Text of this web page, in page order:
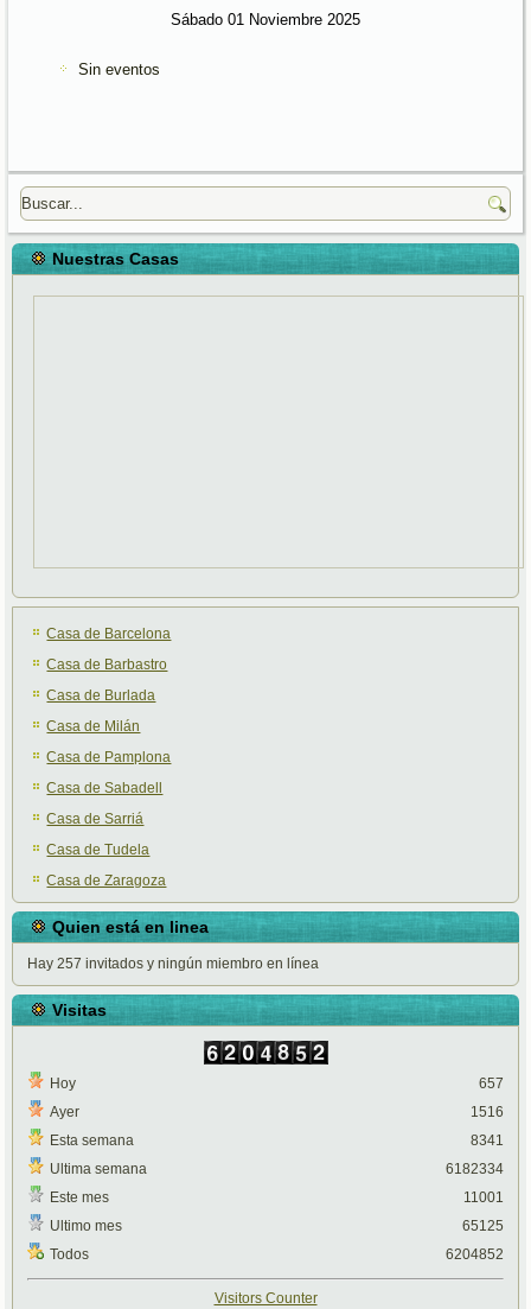
Sábado 01 Noviembre 2025
Sin eventos
Nuestras Casas
Casa de Barcelona
Casa de Barbastro
Casa de Burlada
Casa de Milán
Casa de Pamplona
Casa de Sabadell
Casa de Sarriá
Casa de Tudela
Casa de Zaragoza
Quien está en linea
Hay 257 invitados y ningún miembro en línea
Visitas
Hoy
Ayer
Esta semana
Ultima semana
Este mes
Ultimo mes
Todos
657
1516
8341
6182334
11001
65125
6204852
Visitors Counter